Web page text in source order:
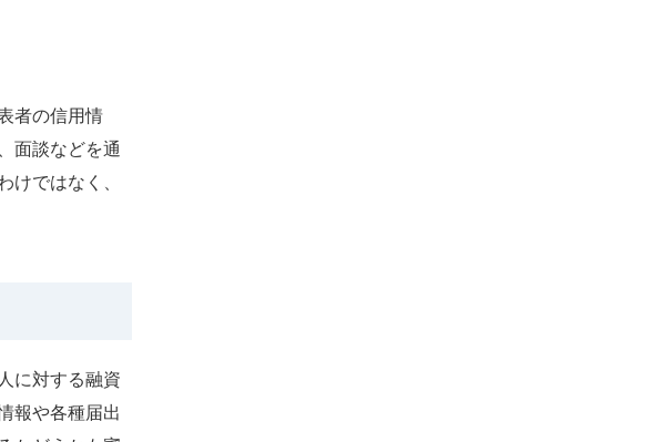
者の信用情
面談などを通
ではなく、
に対する融資
報や各種届出